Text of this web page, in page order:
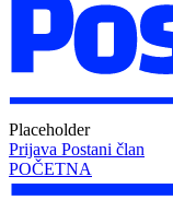
Placeholder
Prijava Postani član
POČETNA